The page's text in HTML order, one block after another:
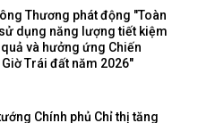
Thương phát động "Toàn
dụng năng lượng tiết kiệm
và hưởng ứng Chiến
Trái đất năm 2026"
Chính phủ Chỉ thị tăng